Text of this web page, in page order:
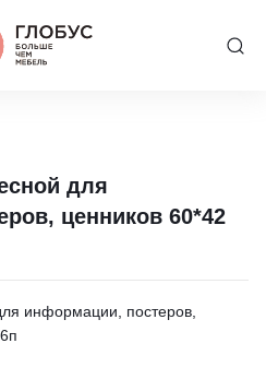
для
ценников 60*42